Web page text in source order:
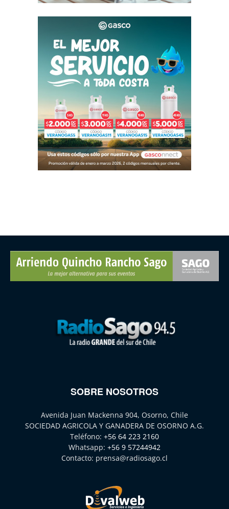
SOBRE NOSOTROS
Avenida Juan Mackenna 904, Osorno, Chile
SOCIEDAD AGRICOLA Y GANADERA DE OSORNO A.G.
Teléfono: +56 64 223 2160
Whatsapp: +56 9 57244942
Contacto: prensa@radiosago.cl